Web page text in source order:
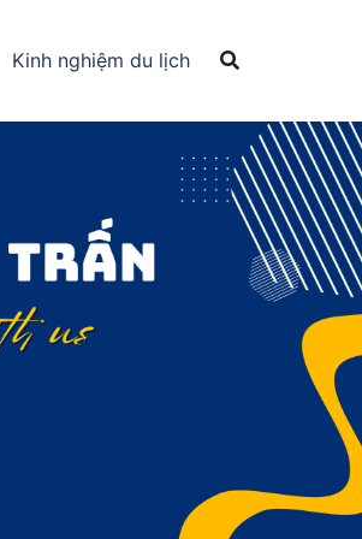
Kinh nghiệm du lịch